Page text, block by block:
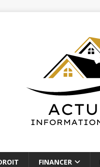
FINANCER